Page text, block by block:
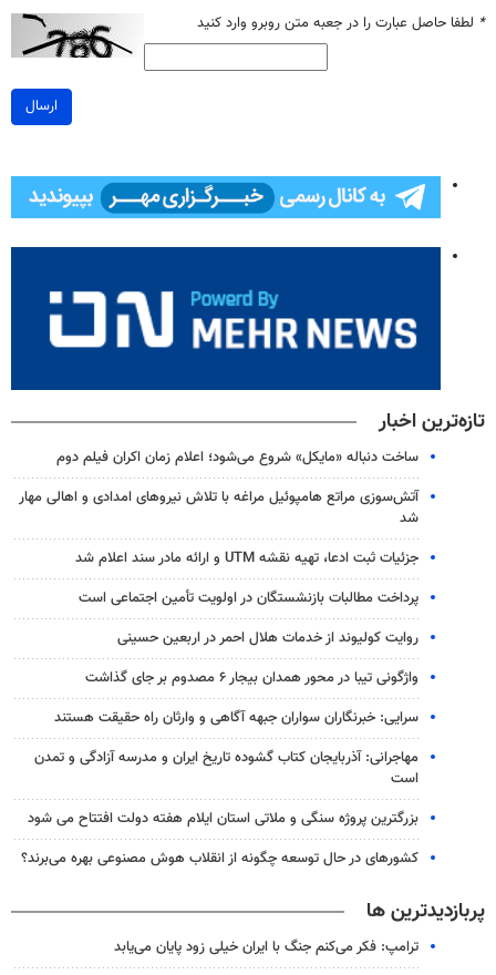
* لطفا حاصل عبارت را در جعبه متن روبرو وارد کنید
ارسال
تازه‌ترین اخبار
ساخت دنباله «مایکل» شروع می‌شود؛ اعلام زمان اکران فیلم دوم
آتش‌سوزی مراتع هامپوئیل مراغه با تلاش نیروهای امدادی و اهالی مهار
شد
جزئیات ثبت ادعا، تهیه نقشه UTM و ارائه مادر سند اعلام شد
پرداخت مطالبات بازنشستگان در اولویت تأمین اجتماعی است
روایت کولیوند از خدمات هلال احمر در اربعین حسینی
واژگونی تیبا در محور همدان بیجار ۶ مصدوم بر جای گذاشت
سرایی: خبرنگاران سواران جبهه آگاهی و وارثان راه حقیقت هستند
مهاجرانی: آذربایجان کتاب گشوده تاریخ ایران و مدرسه آزادگی و تمدن
است
بزرگترین پروژه سنگی و ملاتی استان ایلام هفته دولت افتتاح می شود
کشورهای در حال توسعه چگونه از انقلاب هوش مصنوعی بهره می‌برند؟
پربازدیدترین ها
ترامپ: فکر می‌کنم جنگ با ایران خیلی زود پایان می‌یابد